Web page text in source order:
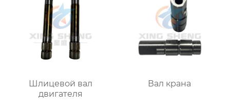
Шлицевой вал
двигателя
Вал крана